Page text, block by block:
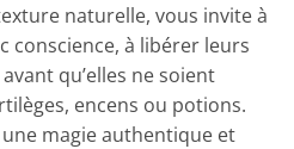
naturelle, vous invite à
conscience, à libérer leurs
qu’elles ne soient
encens ou potions.
une magie authentique et